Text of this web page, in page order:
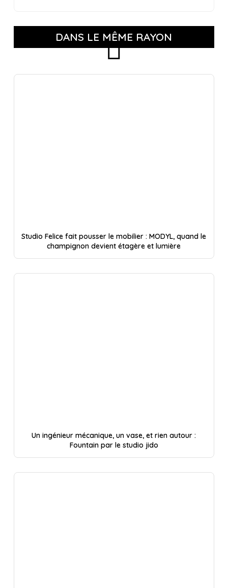
DANS LE MÊME RAYON
Studio Felice fait pousser le mobilier : MODYL, quand le
champignon devient étagère et lumière
Un ingénieur mécanique, un vase, et rien autour :
Fountain par le studio jido